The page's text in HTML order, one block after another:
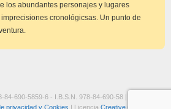
los abundantes personajes y lugares
cronológicsas. Un punto de
84-690-5859-6 - I.B.S.N. 978-84-690-58 |
privacidad y Cookies | Licencia Creative Commons: